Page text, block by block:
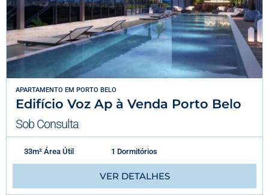
APARTAMENTO EM PORTO BELO
Edifício Voz Ap à Venda Porto Belo
Sob Consulta
33m² Área Útil 1 Dormitórios
VER DETALHES